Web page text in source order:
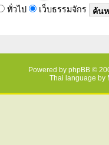
ทั่วไป เว็บธรรมจักร
Powered by phpBB ©
Thai language by